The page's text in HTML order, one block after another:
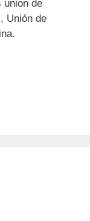
union de
Unión de